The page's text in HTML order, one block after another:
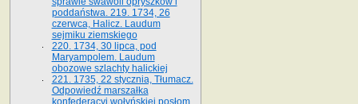
poddaństwa. 219. 1734, 26
czerwca, Halicz. Laudum
sejmiku ziemskiego
220. 1734, 30 lipca, pod
Maryampolem. Laudum
obozowe szlachty halickiej
221. 1735, 22 stycznia, Tłumacz.
Odpowiedź marszałka
konfederacyi wołyńskiej posłom